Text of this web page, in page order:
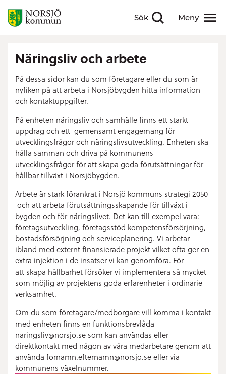
Sök
Visa sökfält Meny
Visa meny
Näringsliv och arbete
På dessa sidor kan du som företagare eller du som är
nyfiken på att arbeta i Norsjöbygden hitta information
och kontaktuppgifter.
På enheten näringsliv och samhälle finns ett starkt
uppdrag och ett gemensamt engagemang för
utvecklingsfrågor och näringslivsutveckling. Enheten ska
hålla samman och driva på kommunens
utvecklingsfrågor för att skapa goda förutsättningar för
hållbar tillväxt i Norsjöbygden.
Arbete är stark förankrat i Norsjö kommuns strategi 2050
och att arbeta förutsättningsskapande för tillväxt i
bygden och för näringslivet. Det kan till exempel vara:
företagsutveckling, företagsstöd kompetensförsörjning,
bostadsförsörjning och serviceplanering. Vi arbetar
ibland med externt finansierade projekt vilket ofta ger en
extra injektion i de insatser vi kan genomföra. För
att skapa hållbarhet försöker vi implementera så mycket
som möjlig av projektens goda erfarenheter i ordinarie
verksamhet.
Om du som företagare/medborgare vill komma i kontakt
med enheten finns en funktionsbrevlåda
naringsliv@norsjo.se som kan användas eller
direktkontakt med någon av våra medarbetare genom att
använda fornamn.efternamn@norsjo.se eller via
kommunens växelnummer.